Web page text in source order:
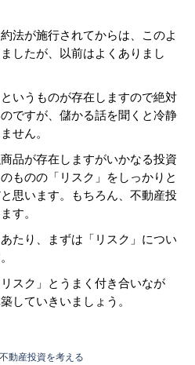
法が施行されてからは、このよ
したが、以前はよくありまし
いうものが存在しますので絶対
ですが、儲かる話を聞くと冷静
せん。
品が存在しますがいかなる投資
ものの「リスク」をしっかりと
思います。もちろん、不動産投
す。
たり、まずは「リスク」につい
スク」とうまく付き合いなが
していきいましょう。
不動産投資を考える